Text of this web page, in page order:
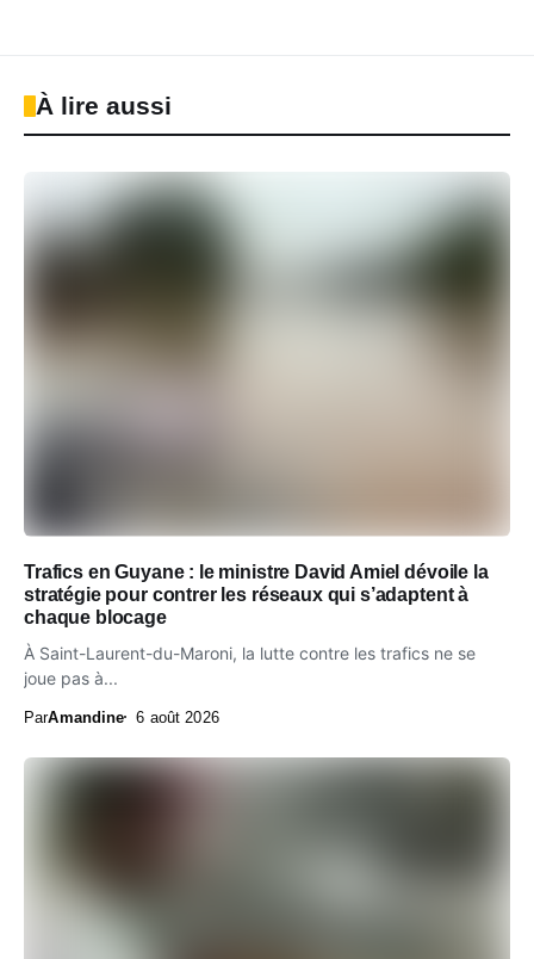
À lire aussi
Trafics en Guyane : le ministre David Amiel dévoile la
stratégie pour contrer les réseaux qui s’adaptent à
chaque blocage
À Saint-Laurent-du-Maroni, la lutte contre les trafics ne se
joue pas à...
ParAmandine 6 août 2026